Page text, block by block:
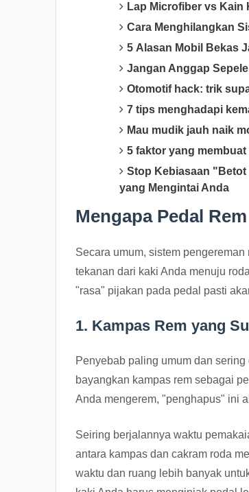
Lap Microfiber vs Kain
Cara Menghilangkan
5 Alasan Mobil Bekas
Jangan Anggap
Otomotif hack: trik
7 tips menghadapi
Mau mudik jauh naik
5 faktor yang
Stop Kebiasaan "Betot
yang Mengintai Anda
Mengapa Pedal
Secara umum, sistem
tekanan dari kaki Anda menuju
"rasa" pijakan pada pedal pasti
1. Kampas Rem yang
Penyebab paling umum dan
bayangkan kampas rem sebagai
Anda mengerem, "penghapus" ini
Seiring berjalannya waktu
antara kampas dan cakram roda
waktu dan ruang lebih banyak